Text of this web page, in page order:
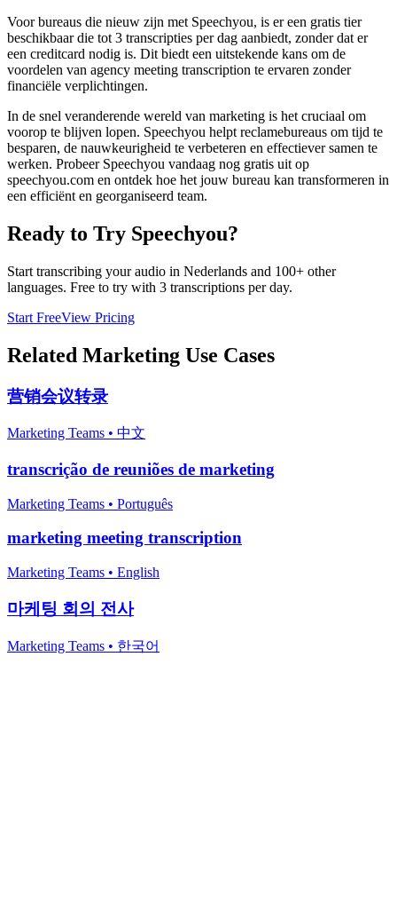
Voor bureaus die nieuw zijn met Speechyou, is er een gratis tier
beschikbaar die tot 3 transcripties per dag aanbiedt, zonder dat er
een creditcard nodig is. Dit biedt een uitstekende kans om de
voordelen van agency meeting transcription te ervaren zonder
financiële verplichtingen.
In de snel veranderende wereld van marketing is het cruciaal om
voorop te blijven lopen. Speechyou helpt reclamebureaus om tijd te
besparen, de nauwkeurigheid te verbeteren en effectiever samen te
werken. Probeer Speechyou vandaag nog gratis uit op
speechyou.com en ontdek hoe het jouw bureau kan transformeren in
een efficiënt en georganiseerd team.
Ready to Try Speechyou?
Start transcribing your audio in Nederlands and 100+ other
languages. Free to try with 3 transcriptions per day.
Start FreeView Pricing
Related Marketing Use Cases
营销会议转录
Marketing Teams • 中文
transcrição de reuniões de marketing
Marketing Teams • Português
marketing meeting transcription
Marketing Teams • English
마케팅 회의 전사
Marketing Teams • 한국어